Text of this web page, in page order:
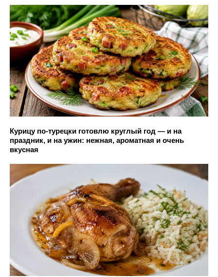
Курицу по-турецки готовлю круглый год — и на
праздник, и на ужин: нежная, ароматная и очень
вкусная